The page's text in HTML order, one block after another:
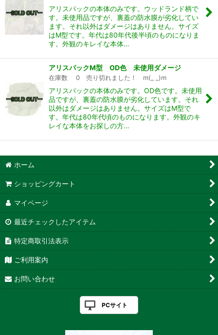
アリスパックの本体のみです。ウッドランド柄で
す。未使用品ですが、裏蓋の防水膜が劣化してい
ます。それ以外はダメージはありません。サイズ
はM型です。年代は80年代後半頃のものになりま
す。外観のキレイな本体…
アリスパックM型 OD色 未使用ダメージ
在庫数 0 売り切れました！ m(_ _)m
アリスパックの本体のみです。OD色です。未使用
品ですが、裏蓋の防水膜が劣化しています。それ
以外はダメージはありません。サイズはM型で
す。年代は80年代頃のものになります。外観のキ
レイな本体をお探しの方…
ホーム
ショッピングカート
マイページ
最近チェックしたアイテム
特定商取引法表示
ご利用案内
お問い合わせ
PCサイト